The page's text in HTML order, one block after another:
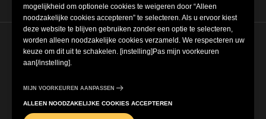
Cookie-instellingen
Privacybeleid
mogelijkheid om optionele cookies te weigeren door “Alleen
noodzakelijke cookies accepteren” te selecteren. Als u ervoor kiest
deze website te blijven gebruiken zonder een optie te selecteren,
worden alleen noodzakelijke cookies verzameld. We respecteren uw
keuze om dit uit te schakelen. [instelling]Pas mijn voorkeuren
aan[/instelling].
ALLEEN NOODZAKELIJKE COOKIES ACCEPTEREN
MIJN VOORKEUREN AANPASSEN